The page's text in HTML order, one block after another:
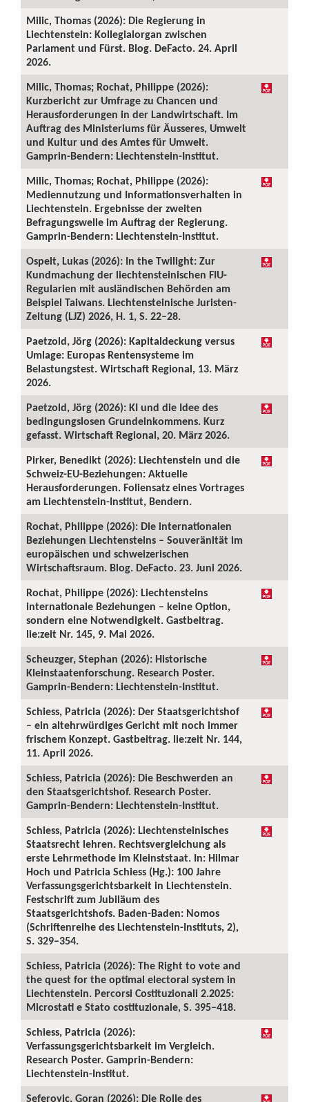
Milic, Thomas (2026): Die Regierung in
Liechtenstein: Kollegialorgan zwischen
Parlament und Fürst. Blog. DeFacto. 24. April
2026.
Milic, Thomas; Rochat, Philippe (2026):
Kurzbericht zur Umfrage zu Chancen und
Herausforderungen in der Landwirtschaft. Im
Auftrag des Ministeriums für Äusseres, Umwelt
und Kultur und des Amtes für Umwelt.
Gamprin-Bendern: Liechtenstein-Institut.
Milic, Thomas; Rochat, Philippe (2026):
Mediennutzung und Informationsverhalten in
Liechtenstein. Ergebnisse der zweiten
Befragungswelle im Auftrag der Regierung.
Gamprin-Bendern: Liechtenstein-Institut.
Ospelt, Lukas (2026): In the Twilight: Zur
Kundmachung der liechtensteinischen FIU-
Regularien mit ausländischen Behörden am
Beispiel Taiwans. Liechtensteinische Juristen-
Zeitung (LJZ) 2026, H. 1, S. 22–28.
Paetzold, Jörg (2026): Kapitaldeckung versus
Umlage: Europas Rentensysteme im
Belastungstest. Wirtschaft Regional, 13. März
2026.
Paetzold, Jörg (2026): KI und die Idee des
bedingungslosen Grundeinkommens. Kurz
gefasst. Wirtschaft Regional, 20. März 2026.
Pirker, Benedikt (2026): Liechtenstein und die
Schweiz-EU-Beziehungen: Aktuelle
Herausforderungen. Foliensatz eines Vortrages
am Liechtenstein-Institut, Bendern.
Rochat, Philippe (2026): Die internationalen
Beziehungen Liechtensteins – Souveränität im
europäischen und schweizerischen
Wirtschaftsraum. Blog. DeFacto. 23. Juni 2026.
Rochat, Philippe (2026): Liechtensteins
internationale Beziehungen – keine Option,
sondern eine Notwendigkeit. Gastbeitrag.
lie:zeit Nr. 145, 9. Mai 2026.
Scheuzger, Stephan (2026): Historische
Kleinstaatenforschung. Research Poster.
Gamprin-Bendern: Liechtenstein-Institut.
Schiess, Patricia (2026): Der Staatsgerichtshof
– ein altehrwürdiges Gericht mit noch immer
frischem Konzept. Gastbeitrag. lie:zeit Nr. 144,
11. April 2026.
Schiess, Patricia (2026): Die Beschwerden an
den Staatsgerichtshof. Research Poster.
Gamprin-Bendern: Liechtenstein-Institut.
Schiess, Patricia (2026): Liechtensteinisches
Staatsrecht lehren. Rechtsvergleichung als
erste Lehrmethode im Kleinststaat. In: Hilmar
Hoch und Patricia Schiess (Hg.): 100 Jahre
Verfassungsgerichtsbarkeit in Liechtenstein.
Festschrift zum Jubiläum des
Staatsgerichtshofs. Baden-Baden: Nomos
(Schriftenreihe des Liechtenstein-Instituts, 2),
S. 329–354.
Schiess, Patricia (2026): The Right to vote and
the quest for the optimal electoral system in
Liechtenstein. Percorsi Costituzionali 2.2025:
Microstati e Stato costituzionale, S. 395–418.
Schiess, Patricia (2026):
Verfassungsgerichtsbarkeit im Vergleich.
Research Poster. Gamprin-Bendern:
Liechtenstein-Institut.
Seferovic, Goran (2026): Die Rolle des